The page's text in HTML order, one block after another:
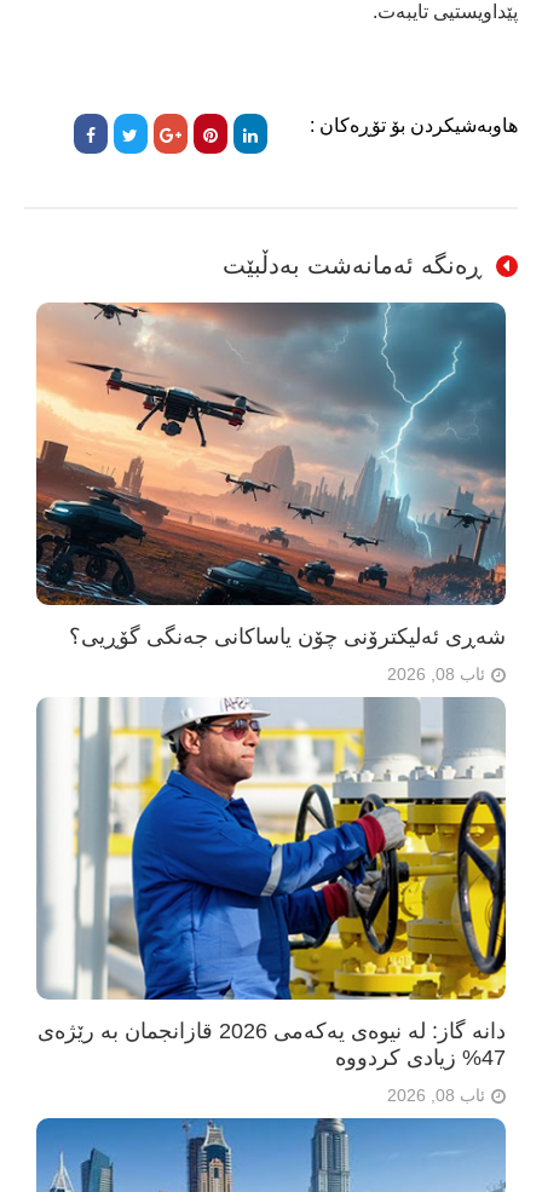
پێداویستیی تایبەت.
هاوبەشیکردن بۆ تۆڕەکان :
ڕەنگە ئەمانەشت بەدڵبێت
شەڕی ئەلیکترۆنی چۆن یاساکانی جەنگی گۆڕیی؟
ئاب 08, 2026
دانە گاز: لە نیوەی یەکەمی 2026 قازانجمان بە رێژەی
47% زیادی کردووە
ئاب 08, 2026